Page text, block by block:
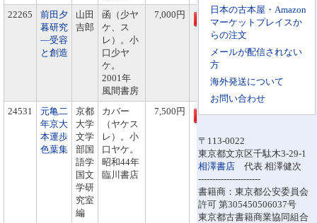
日本の古本屋・Amazon
マーケットプレイスか
らの注文
メールが配信されない
方
海外発送について
お問い合わせ
〒113-0022
東京都文京区千駄木3-29-1
相澤書店 代表 相澤健次
----------------------
書籍商：東京都公安委員会
許可 第305450506037号
東京都古書籍商業協同組合
22265
前田夕
暮研究
―受容
と創造
山田
吉郎
函（少ヤ
ケ、ス
レ）。小
口少ヤ
ケ。
2001年
風間書房
7,000円
24531
元亀二
年京大
本運歩
色葉集
京都
大学
文学
部国
語学
国文
学研
究室
編
カバー
（ヤケス
レ）。小
口ヤケ。
昭和44年
臨川書店
7,500円